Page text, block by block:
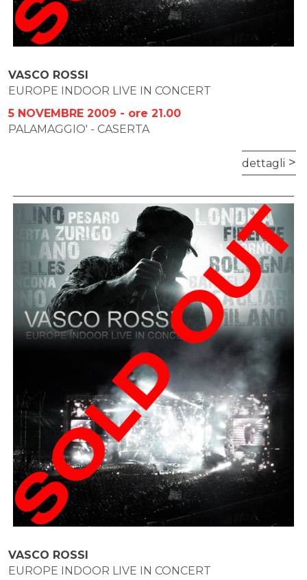
VASCO ROSSI
EUROPE INDOOR LIVE IN CONCERT
5 NOVEMBRE 2009 - ore 21.00
PALAMAGGIO' - CASERTA
dettagli
VASCO ROSSI
EUROPE INDOOR LIVE IN CONCERT